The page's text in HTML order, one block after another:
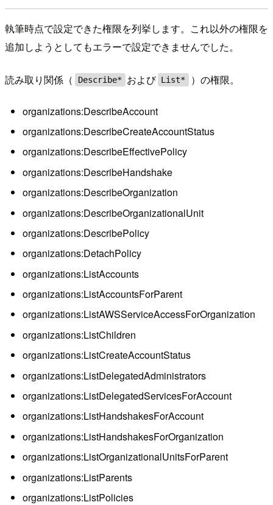
執筆時点で設定できた権限を列挙します。これ以外の権限を
追加しようとしてもエラーで設定できませんでした。
読み取り関係（ Describe* および List* ）の権限。
organizations:DescribeAccount
organizations:DescribeCreateAccountStatus
organizations:DescribeEffectivePolicy
organizations:DescribeHandshake
organizations:DescribeOrganization
organizations:DescribeOrganizationalUnit
organizations:DescribePolicy
organizations:DetachPolicy
organizations:ListAccounts
organizations:ListAccountsForParent
organizations:ListAWSServiceAccessForOrganization
organizations:ListChildren
organizations:ListCreateAccountStatus
organizations:ListDelegatedAdministrators
organizations:ListDelegatedServicesForAccount
organizations:ListHandshakesForAccount
organizations:ListHandshakesForOrganization
organizations:ListOrganizationalUnitsForParent
organizations:ListParents
organizations:ListPolicies